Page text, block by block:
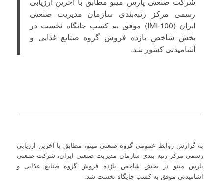
رسمی مرکز رتبه‌بندی سازمان مدیریت صنعتی
ایران (IMI-100) موفق به کسب جایگاه نخست در
بخش شاخص بازده فروش گروه صنایع غذایی و
آشامیدنی کشور شد.
به گزارش روابط عمومی گروه صنعتی مینو، مطابق با آخرین ارزیابی
رسمی مرکز رتبه بندی سازمان مدیریت صنعتی ایران، شرکت صنعتی
پارس مینو در بخش شاخص بازده فروش گروه صنایع غذایی و
آشامیدنی موفق به کسب جایگاه نخست شد.